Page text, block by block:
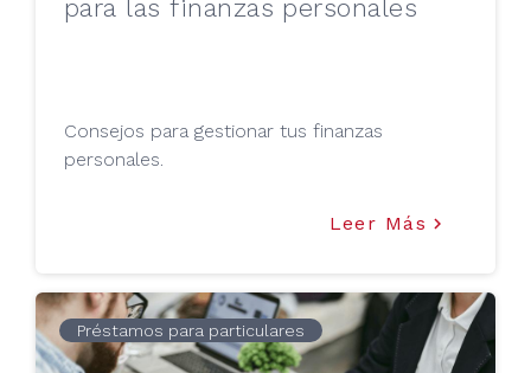
para las finanzas personales
Consejos para gestionar tus finanzas
personales.
Leer Más keyboard_arrow_right
Préstamos para particulares